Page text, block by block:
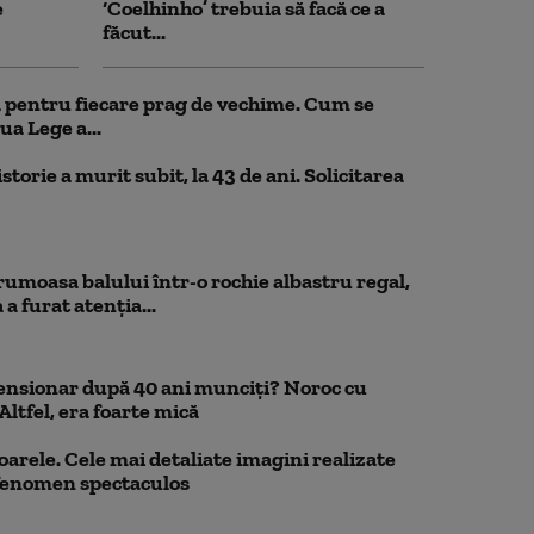
‘Coelhinho’ trebuia să facă ce a
făcut...
fiecare prag de vechime. Cum se
Lege a...
a murit subit, la 43 de ani. Solicitarea
balului într-o rochie albastru regal,
a furat atenția...
după 40 ani munciți? Noroc cu
era foarte mică
Cele mai detaliate imagini realizate
spectaculos